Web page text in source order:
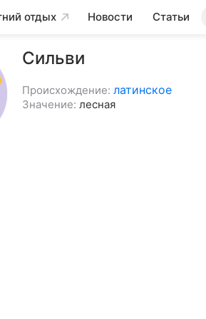
отдых Новости Статьи
Сильви
Происхождение: латинское
Значение: лесная